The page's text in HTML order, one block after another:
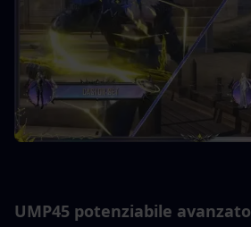
UMP45 potenziabile avanzato